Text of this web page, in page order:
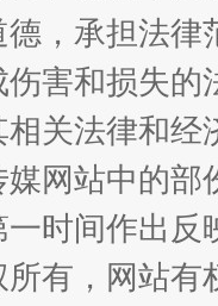
一
，承担法
害和损失
关法律和
网站中的
时间作出
有，网站